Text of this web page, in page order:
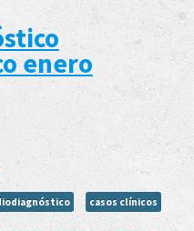
enero
casos clínicos